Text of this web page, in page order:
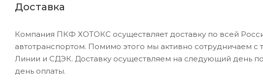
Доставка
Компания ПКФ ХОТОКС осуществляет доставку по всей
автотранспортом. Помимо этого мы активно сотрудничаем
Линии и СДЭК. Доставку осуществляем на следующий день
день оплаты.